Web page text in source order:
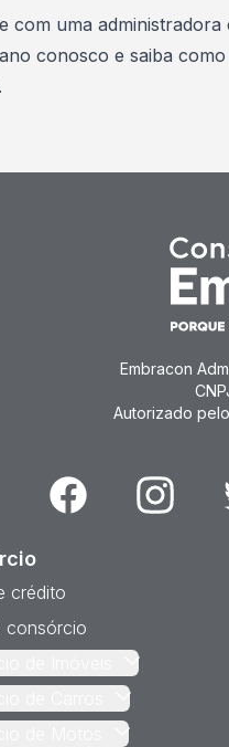
com uma
conosco e saiba
Embracon
Autorizado
Facebook Instagram
crédito
consórcio